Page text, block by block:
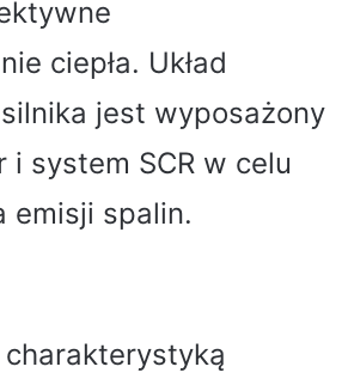
ciepła. Układ
jest wyposażony
system SCR w celu
emisji spalin.